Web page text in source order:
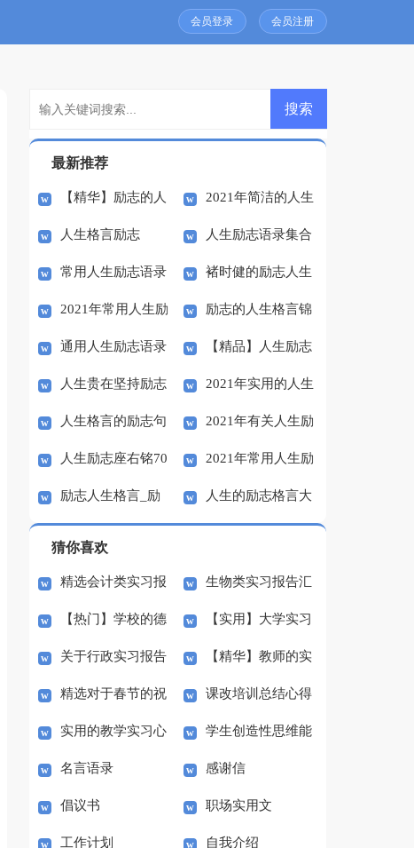
会员登录 会员注册
最新推荐
【精华】励志的人
生格言69条
2021年简洁的人生
励志语录汇总91句
人生格言励志 人生励志语录集合
41条
常用人生励志语录
锦集88句
褚时健的励志人生
2021年常用人生励
志语录48句
励志的人生格言锦
集60句
通用人生励志语录
汇总58句
【精品】人生励志
作文合集八篇
人生贵在坚持励志
的国旗下讲话稿
2021年实用的人生
励志语录集锦55条
人生格言的励志句
子
2021年有关人生励
志语录38条
人生励志座右铭70
句
2021年常用人生励
志语录汇总55条
励志人生格言_励 人生的励志格言大
猜你喜欢
精选会计类实习报
告集合6篇
生物类实习报告汇
总10篇
【热门】学校的德
育工作计划模板汇总七
篇
【实用】大学实习
报告合集十篇
关于行政实习报告
汇总8篇
【精华】教师的实
习报告汇编九篇
精选对于春节的祝
福语合集八篇
课改培训总结心得
体会5篇
实用的教学实习心
得体会4篇
学生创造性思维能
力之培养体会
名言语录 感谢信
倡议书 职场实用文
工作计划 自我介绍